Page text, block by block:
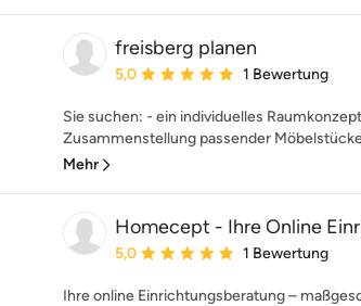
freisberg planen
Durchschnittliche Bewertung: 5 von
5,0 1 Bewertung
Sie suchen: - ein individuelles
Zusammenstellung passender
Mehr
Homecept - Ihre Online
Durchschnittliche Bewertung: 5 von
5,0 1 Bewertung
Ihre online Einrichtungsberatung –